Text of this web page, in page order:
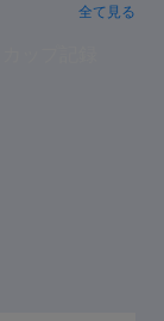
全て見る